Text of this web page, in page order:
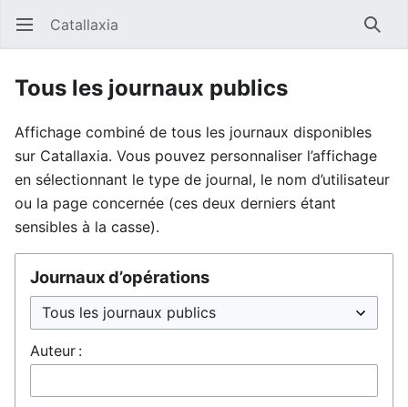
Ouvrir le menu principal Catallaxia
Tous les journaux publics
Affichage combiné de tous les journaux disponibles
sur Catallaxia. Vous pouvez personnaliser l’affichage
en sélectionnant le type de journal, le nom d’utilisateur
ou la page concernée (ces deux derniers étant
sensibles à la casse).
Journaux d’opérations
Auteur :